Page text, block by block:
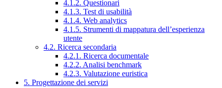
4.1.2. Questionari
4.1.3. Test di usabilità
4.1.4. Web analytics
4.1.5. Strumenti di mappatura dell’esperienza
utente
4.2. Ricerca secondaria
4.2.1. Ricerca documentale
4.2.2. Analisi benchmark
4.2.3. Valutazione euristica
5. Progettazione dei servizi